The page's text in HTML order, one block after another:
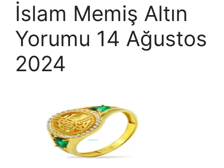
İslam Memiş Altın
Yorumu 14 Ağustos
2024